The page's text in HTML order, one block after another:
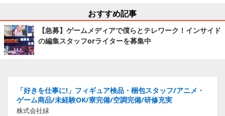
おすすめ記事
【急募】ゲームメディアで僕らとテレワーク！インサイド
の編集スタッフorライターを募集中
「好きを仕事に!」フィギュア検品・梱包スタッフ/アニメ・
ゲーム商品/未経験OK/寮完備/空調完備/研修充実
株式会社緑